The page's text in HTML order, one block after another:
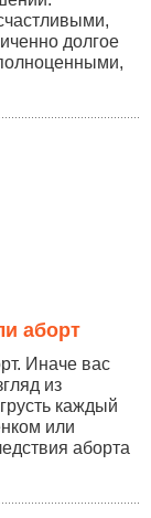
долгое
аборт
Иначе вас
из
каждый
или
аборта